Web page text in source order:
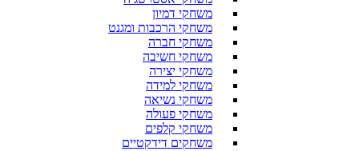
משחקי דמיון
משחקי הרכבות ומגנט
משחקי חברה
משחקי חשיבה
משחקי יצירה
משחקי למידה
משחקי נשיאה
משחקי פעולה
משחקי קלפים
משחקים דידקטיים